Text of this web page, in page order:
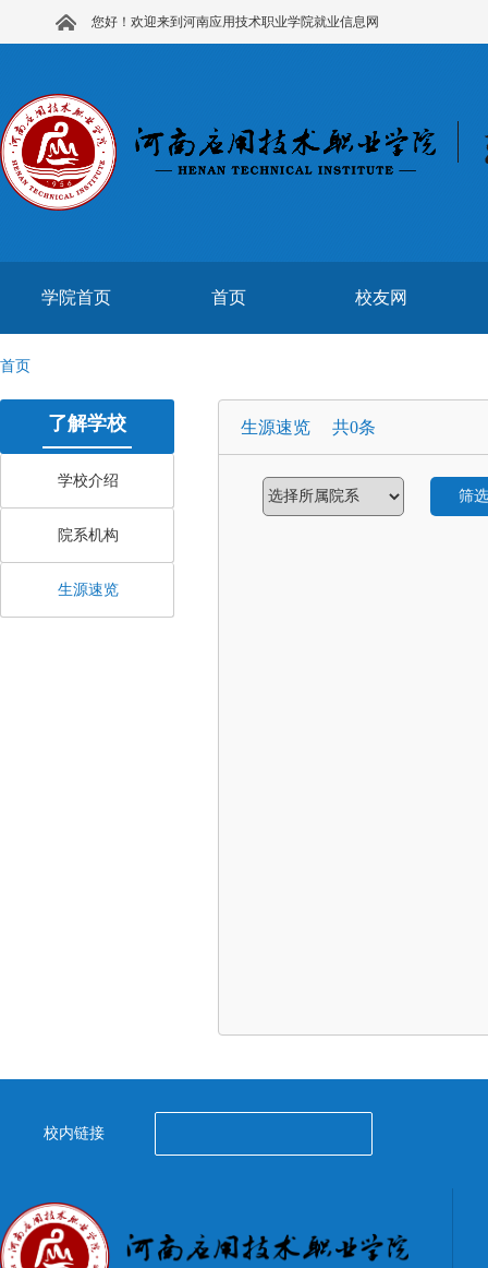
您好！欢迎来到河南应用技术职业学院就业信息网
学院首页 首页 校友网
首页
了解学校
学校介绍
院系机构
生源速览
生源速览 共0条
筛选
校内链接